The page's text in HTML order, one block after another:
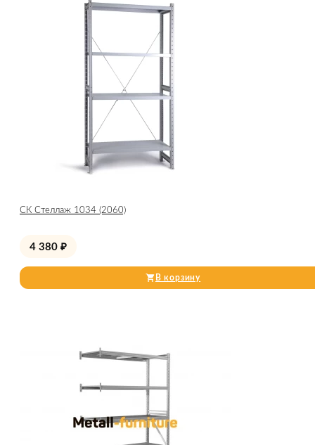
СК Стеллаж 1034 (2060)
4 380 ₽
В корзину